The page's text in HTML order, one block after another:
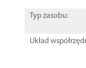
Typ zasobu:
Układ